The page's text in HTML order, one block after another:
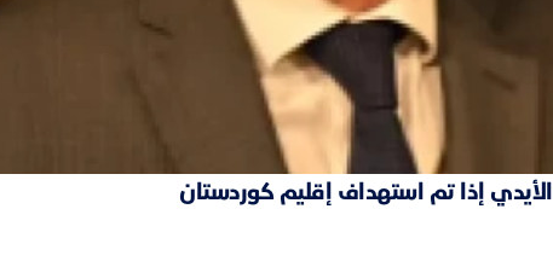
إذا تم استهداف إقليم كوردستان